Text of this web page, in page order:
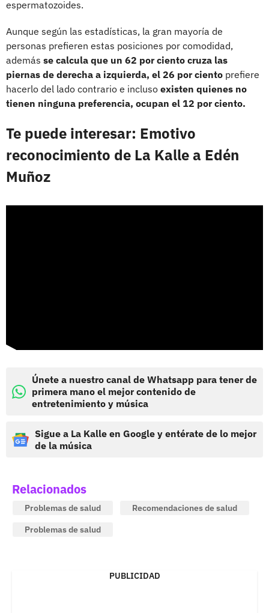
espermatozoides.
Aunque según las estadísticas, la gran mayoría de
personas prefieren estas posiciones por comodidad,
además se calcula que un 62 por ciento cruza las
piernas de derecha a izquierda, el 26 por ciento prefiere
hacerlo del lado contrario e incluso existen quienes no
tienen ninguna preferencia, ocupan el 12 por ciento.
Te puede interesar: Emotivo
reconocimiento de La Kalle a Edén
Muñoz
Únete a nuestro canal de Whatsapp para tener de
primera mano el mejor contenido de
entretenimiento y música
Sigue a La Kalle en Google y entérate de lo mejor
de la música
Relacionados
Problemas de salud
Recomendaciones de salud
Problemas de salud
PUBLICIDAD